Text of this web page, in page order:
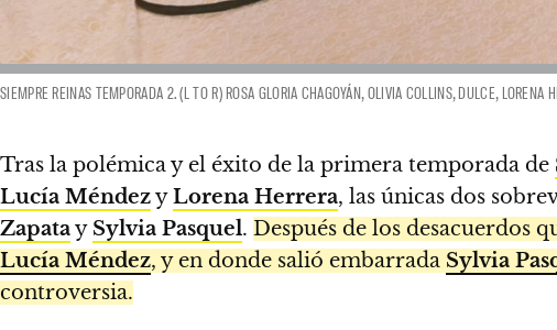
SIEMPRE REINAS TEMPORADA 2. (L TO R) ROSA GLORIA CHAGOYÁN, OLIVIA COLLINS, DULCE,
Tras la polémica y el éxito de la primera temporada de
Lucía MéndezyLorena Herrera, las únicas dos
Zapatay Sylvia Pasquel. Después de los desacuerdos
Lucía Méndez, y en donde salió embarrada Sylvia
controversia.